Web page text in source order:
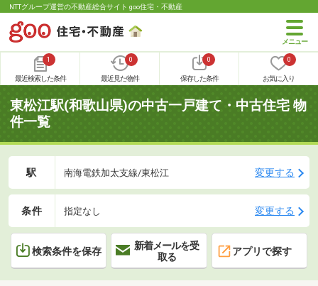
NTTグループ運営の不動産総合サイト goo住宅・不動産
1
最近検索した条件
0
最近見た物件
0
保存した条件
0
お気に入り
東松江駅(和歌山県)の中古一戸建て・中古住宅 物
件一覧
駅 南海電鉄加太支線/東松江 変更する
条件 指定なし 変更する
検索条件を保存
新着メールを受
取る
アプリで探す